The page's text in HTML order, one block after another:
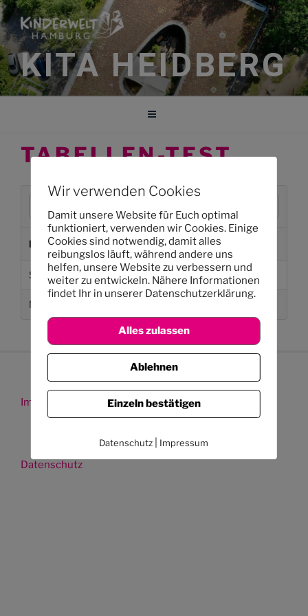
Zum
Inhalt
springen
KITA HEIDBERG
TABELLEN-TEST
r
h
Monat Wofür?
September 2025 Spielpolster 15,00
November 2025
Impressum
Datenschutz
Wir verwenden Cookies
Damit unsere Website für Euch optimal
funktioniert, verwenden wir Cookies. Einige
Cookies sind notwendig, damit alles
reibungslos läuft, während andere uns
helfen, unsere Website zu verbessern und
weiter zu entwickeln. Nähere Informationen
findet Ihr in unserer Datenschutzerklärung.
Alles zulassen
Ablehnen
Einzeln bestätigen
Datenschutz Impressum